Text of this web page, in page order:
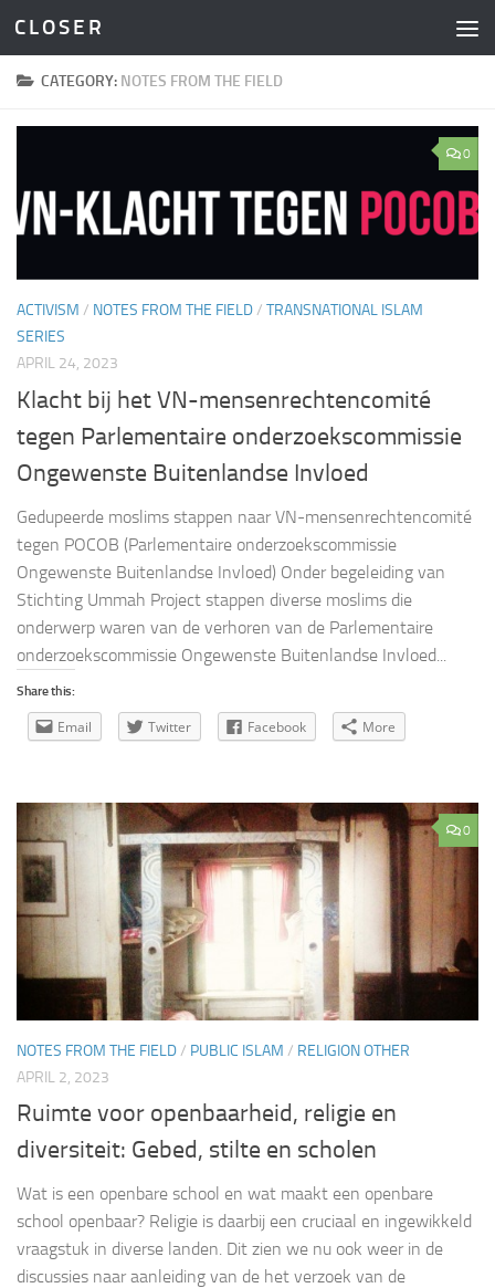
Skip to content
C L O S E R
CATEGORY: NOTES FROM THE FIELD
0
ACTIVISM / NOTES FROM THE FIELD/ TRANSNATIONAL ISLAM
SERIES
APRIL 24, 2023
Klacht bij het VN-mensenrechtencomité
tegen Parlementaire onderzoekscommissie
Ongewenste Buitenlandse Invloed
Gedupeerde moslims stappen naar VN-mensenrechtencomité
tegen POCOB (Parlementaire onderzoekscommissie
Ongewenste Buitenlandse Invloed) Onder begeleiding van
Stichting Ummah Project stappen diverse moslims die
onderwerp waren van de verhoren van de Parlementaire
onderzoekscommissie Ongewenste Buitenlandse Invloed...
Share this:
Email Twitter Facebook More
0
NOTES FROM THE FIELD/ PUBLIC ISLAM / RELIGION OTHER
APRIL 2, 2023
Ruimte voor openbaarheid, religie en
diversiteit: Gebed, stilte en scholen
Wat is een openbare school en wat maakt een openbare
school openbaar? Religie is daarbij een cruciaal en ingewikkeld
vraagstuk in diverse landen. Dit zien we nu ook weer in de
discussies naar aanleiding van de het verzoek van de